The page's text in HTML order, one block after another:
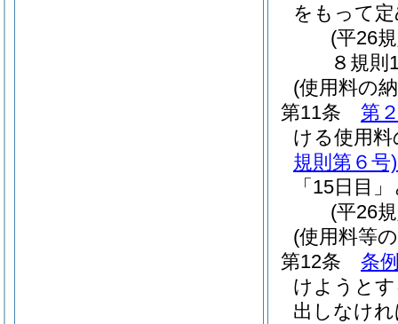
をもって
(平26
８規則
(使用料の
第11条
第
ける使用
規則第６号)
「15日目
(平26
(使用料等
第12条
条
けようと
出しなけ